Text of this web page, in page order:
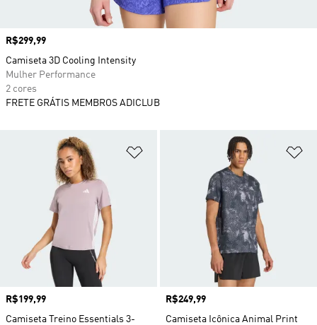
Adicionar à Lista de Desejos
Preço
R$199,99
Camiseta Treino Essentials 3-
Preço
R$249,99
Camiseta Icônica Animal Print
Preço
R$299,99
Camiseta 3D Cooling Intensity
Mulher Performance
2 cores
FRETE GRÁTIS MEMBROS ADICLUB